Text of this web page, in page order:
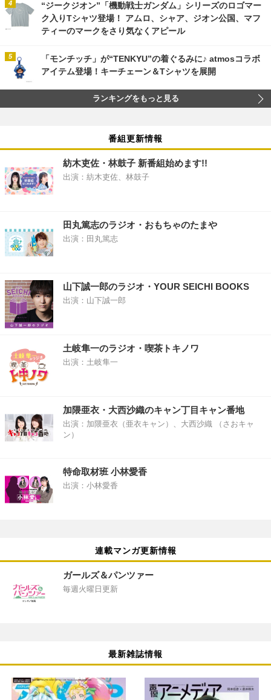
“ジークジオン”「機動戦士ガンダム」シリーズのロゴマー
ク入りTシャツ登場！ アムロ、シャア、ジオン公国、マフ
ティーのマークをさり気なくアピール
「モンチッチ」が“TENKYU”の着ぐるみに♪ atmosコラボ
アイテム登場！キーチェーン＆Tシャツを展開
ランキングをもっと見る
番組更新情報
紡木吏佐・林鼓子 新番組始めます!!
出演：紡木吏佐、林鼓子
田丸篤志のラジオ・おもちゃのたまや
出演：田丸篤志
山下誠一郎のラジオ・YOUR SEICHI BOOKS
出演：山下誠一郎
土岐隼一のラジオ・喫茶トキノワ
出演：土岐隼一
加隈亜衣・大西沙織のキャン丁目キャン番地
出演：加隈亜衣（亜衣キャン）、大西沙織 （さおキャ
ン）
特命取材班 小林愛香
出演：小林愛香
連載マンガ更新情報
ガールズ＆パンツァー
毎週火曜日更新
最新雑誌情報